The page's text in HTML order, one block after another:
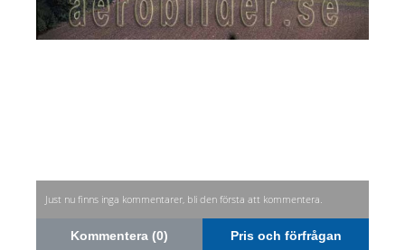
Just nu finns inga kommentarer, bli den första att kommentera.
Kommentera (0) Pris och förfrågan